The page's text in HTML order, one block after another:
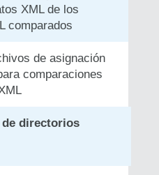
XML de los
comparados
de asignación
comparaciones
directorios